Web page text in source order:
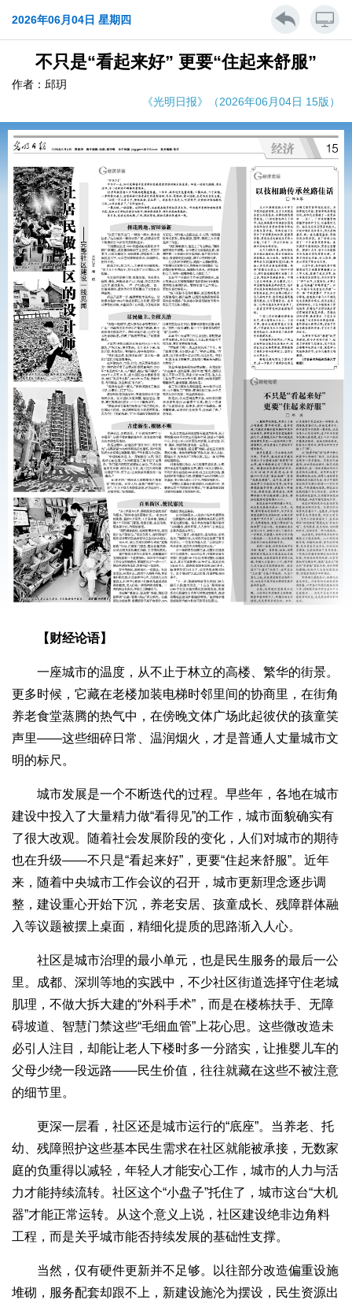
2026年06月04日 星期四
不只是“看起来好” 更要“住起来舒服”
作者：邱玥
《光明日报》（2026年06月04日 15版）
【财经论语】
一座城市的温度，从不止于林立的高楼、繁华的街景。
更多时候，它藏在老楼加装电梯时邻里间的协商里，在街角
养老食堂蒸腾的热气中，在傍晚文体广场此起彼伏的孩童笑
声里——这些细碎日常、温润烟火，才是普通人丈量城市文
明的标尺。
城市发展是一个不断迭代的过程。早些年，各地在城市
建设中投入了大量精力做“看得见”的工作，城市面貌确实有
了很大改观。随着社会发展阶段的变化，人们对城市的期待
也在升级——不只是“看起来好”，更要“住起来舒服”。近年
来，随着中央城市工作会议的召开，城市更新理念逐步调
整，建设重心开始下沉，养老安居、孩童成长、残障群体融
入等议题被摆上桌面，精细化提质的思路渐入人心。
社区是城市治理的最小单元，也是民生服务的最后一公
里。成都、深圳等地的实践中，不少社区街道选择守住老城
肌理，不做大拆大建的“外科手术”，而是在楼栋扶手、无障
碍坡道、智慧门禁这些“毛细血管”上花心思。这些微改造未
必引人注目，却能让老人下楼时多一分踏实，让推婴儿车的
父母少绕一段远路——民生价值，往往就藏在这些不被注意
的细节里。
更深一层看，社区还是城市运行的“底座”。当养老、托
幼、残障照护这些基本民生需求在社区就能被承接，无数家
庭的负重得以减轻，年轻人才能安心工作，城市的人力与活
力才能持续流转。社区这个“小盘子”托住了，城市这台“大机
器”才能正常运转。从这个意义上说，社区建设绝非边角料
工程，而是关乎城市能否持续发展的基础性支撑。
当然，仅有硬件更新并不足够。以往部分改造偏重设施
堆砌，服务配套却跟不上，新建设施沦为摆设，民生资源出